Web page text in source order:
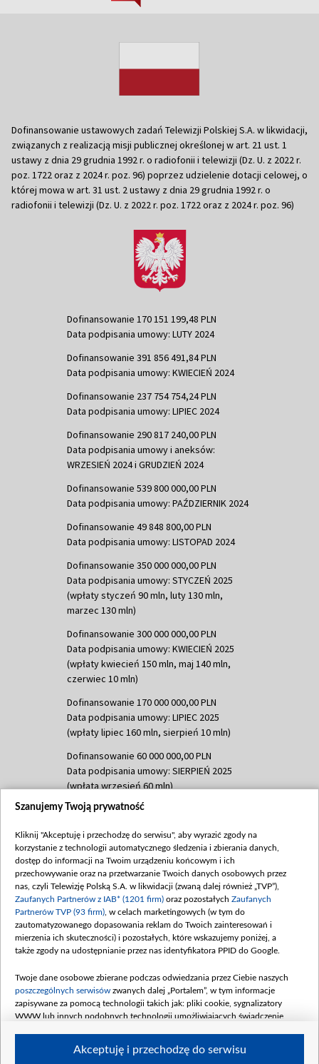
Dofinansowanie ustawowych zadań Telewizji Polskiej S.A. w likwidacji,
związanych z realizacją misji publicznej określonej w art. 21 ust. 1
ustawy z dnia 29 grudnia 1992 r. o radiofonii i telewizji (Dz. U. z 2022 r.
poz. 1722 oraz z 2024 r. poz. 96) poprzez udzielenie dotacji celowej, o
której mowa w art. 31 ust. 2 ustawy z dnia 29 grudnia 1992 r. o
radiofonii i telewizji (Dz. U. z 2022 r. poz. 1722 oraz z 2024 r. poz. 96)
Dofinansowanie 170 151 199,48 PLN
Data podpisania umowy: LUTY 2024
Dofinansowanie 391 856 491,84 PLN
Data podpisania umowy: KWIECIEŃ 2024
Dofinansowanie 237 754 754,24 PLN
Data podpisania umowy: LIPIEC 2024
Dofinansowanie 290 817 240,00 PLN
Data podpisania umowy i aneksów:
WRZESIEŃ 2024 i GRUDZIEŃ 2024
Dofinansowanie 539 800 000,00 PLN
Data podpisania umowy: PAŹDZIERNIK 2024
Dofinansowanie 49 848 800,00 PLN
Data podpisania umowy: LISTOPAD 2024
Dofinansowanie 350 000 000,00 PLN
Data podpisania umowy: STYCZEŃ 2025
(wpłaty styczeń 90 mln, luty 130 mln,
marzec 130 mln)
Dofinansowanie 300 000 000,00 PLN
Data podpisania umowy: KWIECIEŃ 2025
(wpłaty kwiecień 150 mln, maj 140 mln,
czerwiec 10 mln)
Dofinansowanie 170 000 000,00 PLN
Data podpisania umowy: LIPIEC 2025
(wpłaty lipiec 160 mln, sierpień 10 mln)
Dofinansowanie 60 000 000,00 PLN
Data podpisania umowy: SIERPIEŃ 2025
(wpłata wrzesień 60 mln)
Dofinansowanie 635 783 051,21 PLN
(wpłata wrzesień 100 mln, październik 350
mln, listopad 265 mln)
Dofinansowanie 48 862 000,00 PLN
Data podpisania umowy: GRUDZIEŃ 2025
(wpłata grudzień 60,548 mln)
Dofinansowanie 900 000 000,00 PLN
Data podpisania umowy: LUTY 2026 (wpłata
kwiecień 180 mln, 7 maja 180 mln, 8
czerwca 90 mln)
Dofinansowanie 250 000 000,00 PLN
4 sierpnia 250 mln
Szanujemy Twoją prywatność
Kliknij "Akceptuję i przechodzę do serwisu", aby wyrazić zgody na
korzystanie z technologii automatycznego śledzenia i zbierania danych,
dostęp do informacji na Twoim urządzeniu końcowym i ich
przechowywanie oraz na przetwarzanie Twoich danych osobowych przez
nas, czyli Telewizję Polską S.A. w likwidacji (zwaną dalej również „TVP”),
Zaufanych Partnerów z IAB* (1201 firm) oraz pozostałych Zaufanych
Partnerów TVP (93 firm) , w celach marketingowych (w tym do
zautomatyzowanego dopasowania reklam do Twoich zainteresowań i
mierzenia ich skuteczności) i pozostałych, które wskazujemy poniżej, a
także zgody na udostępnianie przez nas identyfikatora PPID do Google.
Twoje dane osobowe zbierane podczas odwiedzania przez Ciebie naszych
poszczególnych serwisów zwanych dalej „Portalem”, w tym informacje
zapisywane za pomocą technologii takich jak: pliki cookie, sygnalizatory
WWW lub innych podobnych technologii umożliwiających świadczenie
Akceptuję i przechodzę do serwisu